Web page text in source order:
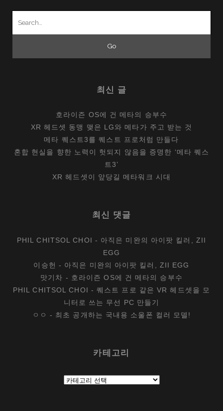
최신 글
호라이즌 OS에 건 메타의 승부수
XR 헤드셋 동맹 맺은 LG와 메타가 주고 받는 것
메타 퀘스트3를 퀘스트 프로처럼 만들다
혼합 현실을 향한 노력이 헛되지 않음을 증명한 ‘메타 퀘스
트3’
XR 헤드셋이 앞당길 메타워크 시대
최신 댓글
PHIL CHITSOL CHOI - 아직은 미완의 아이팟 킬러, ZII
EGG
이승헌 - 아직은 미완의 아이팟 킬러, ZII EGG
맛기차 - 호라이즌 OS에 건 메타의 승부수
PHIL CHITSOL CHOI -퀘스트 프로 같은 VR 헤드셋을 모
니터로 쓰는 무선 PC 만들기
ㅇㅇ - 최초 공개하는 국내용 소울폰 컬러 모델!
카테고리
테